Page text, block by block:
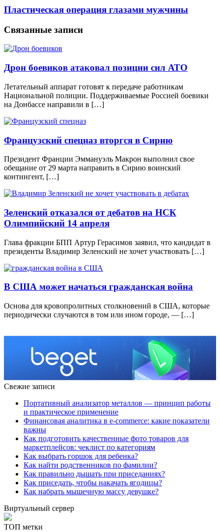
Пластическая операция глазами мужчины
Связанные записи
Дрон боевиков атаковал позиции сил АТО
Летательный аппарат готовят к передаче работникам
Национальной полиции. Поддерживаемые Россией боевики
на Донбассе направили в […]
Французский спецназ вторгся в Сирию
Президент Франции Эммануэль Макрон выполнил свое
обещание от 29 марта направить в Сирию воинский
контингент, […]
Зеленский отказался от дебатов на НСК
Олимпийский 14 апреля
Глава фракции БПП Артур Герасимов заявил, что кандидат в
президенты Владимир Зеленский не хочет участвовать […]
В США может начаться гражданская война
Основа для кровопролитных столкновений в США, которые
периодически случаются в том или ином городе, — […]
Свежие записи
Портативный анализатор металлов — принцип работы
и практическое применение
Финансовая аналитика в e-commerce: какие показатели
важны
Как подготовить качественные фото товаров для
маркетплейсов: чеклист по категориям
Как выбрать горшок для ребенка?
Как найти родственников по фамилии?
Как правильно дышать при приседаниях?
Как приседать, чтобы накачать ягодицы?
Как набрать мышечную массу девушке?
Виртуальный сервер
ТОП метки